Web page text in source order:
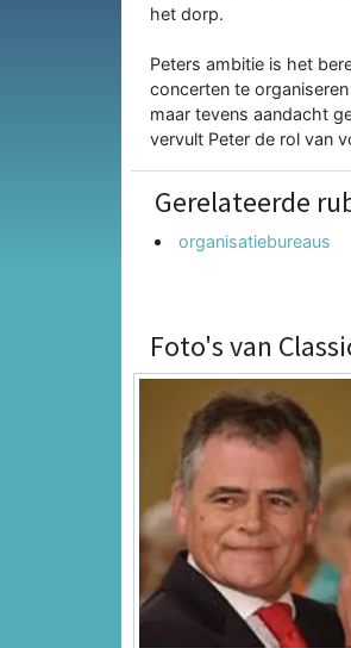
het dorp.
Peters ambitie is het
concerten te
maar tevens aandacht
vervult Peter de rol van
Gerelateerde
organisatiebureaus
Foto's van